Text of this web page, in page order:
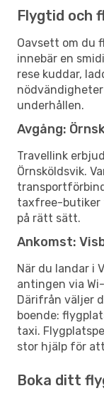
Flygtid och
Oavsett om du
innebär en
rese kuddar,
underhållen.
Avgång:
Travellink
Örnsköldsvik.
taxfree-butiker
på rätt sätt.
Ankomst:
När du landar i
antingen via
Därifrån väljer
boende:
taxi.
stor hjälp för
Boka ditt